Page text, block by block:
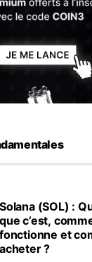
Solana (SOL) :
que c’est,
fonctionne et
acheter ?